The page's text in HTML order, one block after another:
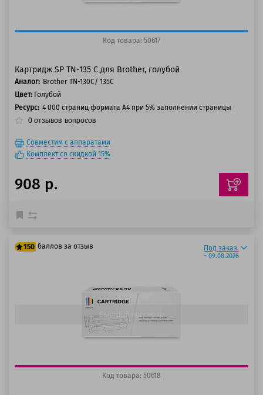
Код товара: 50617
Картридж SP TN-135 C для Brother, голубой
Аналог: Brother TN-130C/ 135C
Цвет: Голубой
Ресурс: 4 000 страниц формата А4 при 5% заполнении страницы
0 отзывов вопросов
Совместим с аппаратами
Комплект со скидкой 15%
908 р.
150 баллов за отзыв Под заказ
~ 09.08.2026
Быстрый просмотр
Код товара: 50618